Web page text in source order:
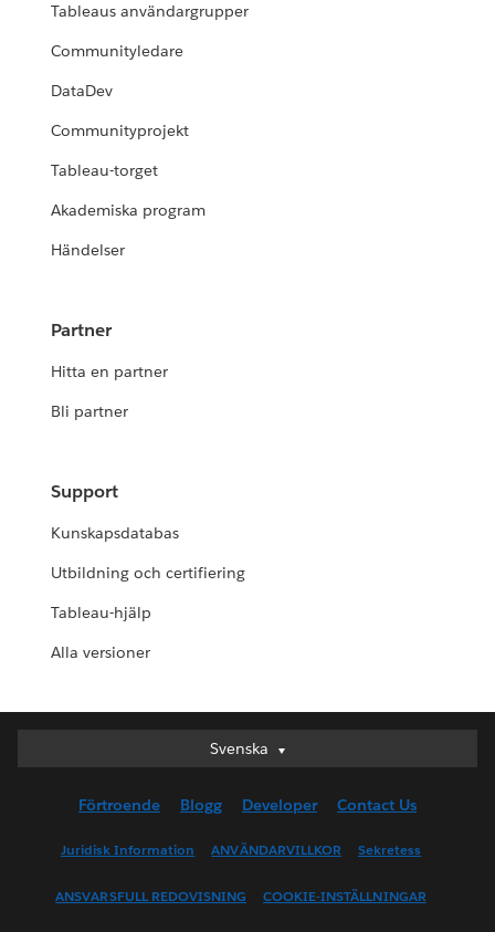
Tableaus användargrupper
Communityledare
DataDev
Communityprojekt
Tableau-torget
Akademiska program
Händelser
Partner
Hitta en partner
Bli partner
Support
Kunskapsdatabas
Utbildning och certifiering
Tableau-hjälp
Alla versioner
Svenska
Svenska
English (UK)
English (US)
Français (Canada)
Förtroende Blogg Developer Contact Us
Juridisk Information ANVÄNDARVILLKOR Sekretess
ANSVARSFULL REDOVISNING COOKIE-INSTÄLLNINGAR